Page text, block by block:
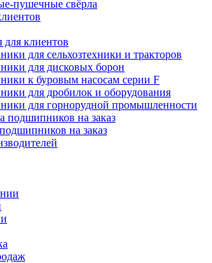
пушечные свёрла
клиентов
для сельхозтехники и тракторов
для дисковых борон
к буровым насосам серии F
для дробилок и оборудования
для горнорудной промышленности
подшипников на заказ
на заказ